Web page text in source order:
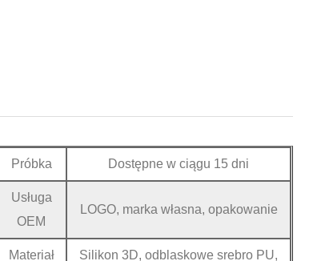
Próbka Dostępne w ciągu 15 dni
Usługa
OEM
LOGO, marka własna, opakowanie
Materiał
Silikon 3D, odblaskowe srebro PU,